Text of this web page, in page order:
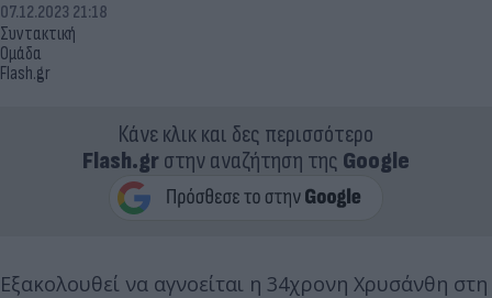
Συντακτική
Ομάδα
Flash.gr
07.12.2023 21:18
Κάνε κλικ και δες περισσότερο
Flash.grστην αναζήτηση της Google
Εξακολουθεί να αγνοείται η 34χρονη Χρυσάνθη στη